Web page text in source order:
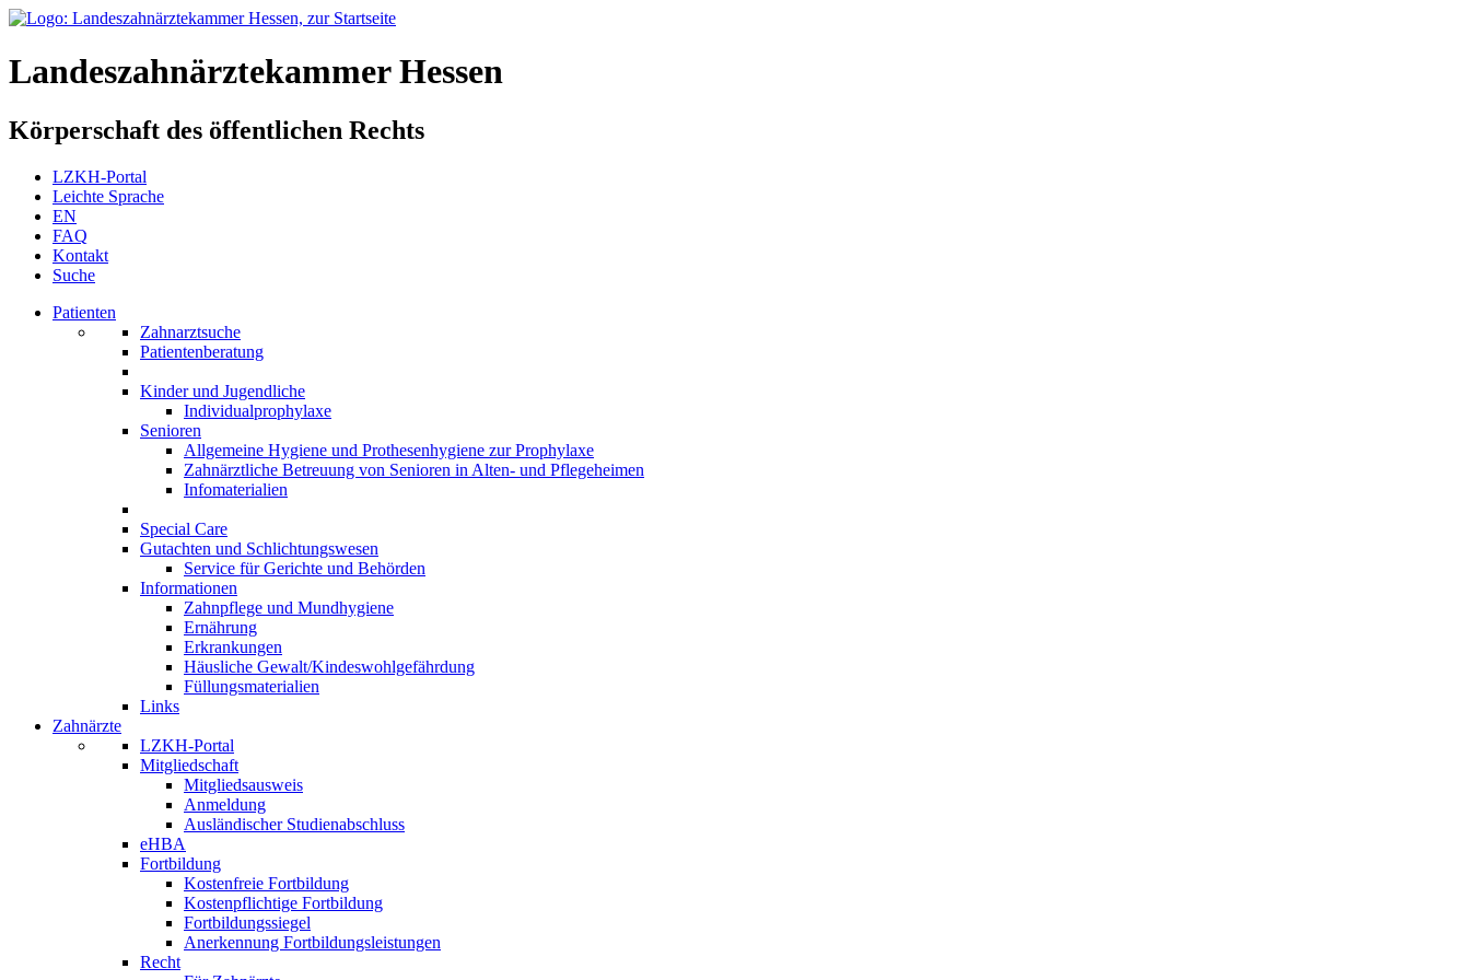
Landeszahnärztekammer Hessen
Körperschaft des öffentlichen Rechts
LZKH-Portal
Leichte Sprache
EN
FAQ
Kontakt
Suche
Patienten
Zahnarztsuche
Patientenberatung
Kinder und Jugendliche
Individualprophylaxe
Senioren
Allgemeine Hygiene und Prothesenhygiene zur Prophylaxe
Zahnärztliche Betreuung von Senioren in Alten- und Pflegeheimen
Infomaterialien
Special Care
Gutachten und Schlichtungswesen
Service für Gerichte und Behörden
Informationen
Zahnpflege und Mundhygiene
Ernährung
Erkrankungen
Häusliche Gewalt/Kindeswohlgefährdung
Füllungsmaterialien
Links
Zahnärzte
LZKH-Portal
Mitgliedschaft
Mitgliedsausweis
Anmeldung
Ausländischer Studienabschluss
eHBA
Fortbildung
Kostenfreie Fortbildung
Kostenpflichtige Fortbildung
Fortbildungssiegel
Anerkennung Fortbildungsleistungen
Recht